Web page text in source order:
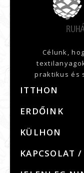
Célunk,
praktikus és
ITTHON
ERDŐINK
KÜLHON
KAPCSOLAT